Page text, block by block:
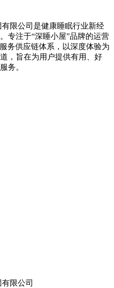
限公司是健康睡眠行业新经
专注于“深睡小屋”品牌的运营
务供应链体系，以深度体验为
，旨在为用户提供有用、好
务。
限公司